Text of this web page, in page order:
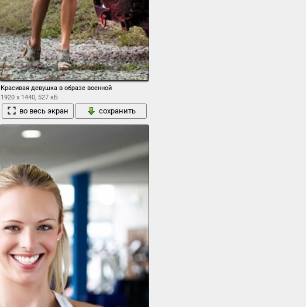
Красивая девушка в образе военной
1920 x 1440, 527 кБ
во весь экран сохранить